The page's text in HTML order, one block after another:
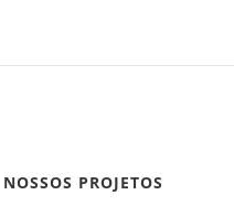
NOSSOS PROJETOS